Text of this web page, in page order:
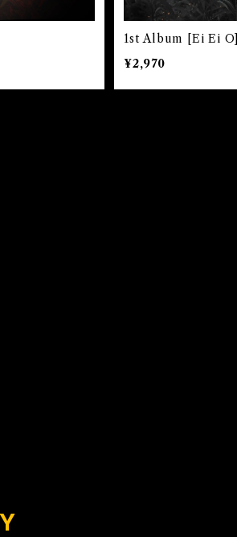
1st Album [Ei Ei O]
¥2,970